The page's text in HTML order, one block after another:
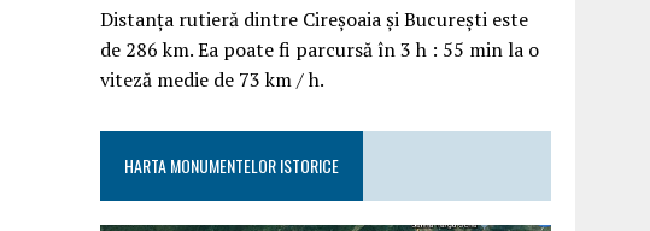
Distanța rutieră dintre Cireșoaia și București este
de 286 km. Ea poate fi parcursă în 3 h : 55 min la o
viteză medie de 73 km / h.
HARTA MONUMENTELOR ISTORICE